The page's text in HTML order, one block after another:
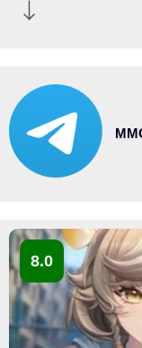
8.0